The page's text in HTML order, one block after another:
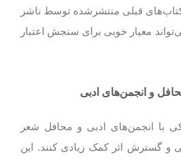
قبلی منتشرشده توسط ناشر
معیار خوبی برای سنجش اعتبار
و انجمن‌های ادبی
با انجمن‌های ادبی و محافل شعر
و گسترش اثر کمک زیادی کنند. این